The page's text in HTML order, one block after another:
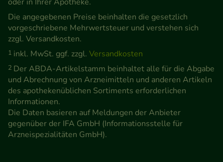
Die angegebenen Preise beinhalten die gesetzlich
vorgeschriebene Mehrwertsteuer und verstehen sich
zzgl. Versandkosten.
1 inkl. MwSt. ggf. zzgl. Versandkosten
2 Der ABDA-Artikelstamm beinhaltet alle für die Abgabe
und Abrechnung von Arzneimitteln und anderen Artikeln
des apothekenüblichen Sortiments erforderlichen
Informationen.
Die Daten basieren auf Meldungen der Anbieter
gegenüber der IFA GmbH (Informationsstelle für
Arzneispezialitäten GmbH).